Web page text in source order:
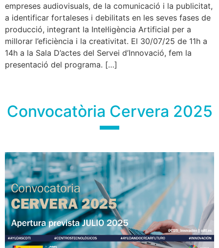
empreses audiovisuals, de la comunicació i la publicitat,
a identificar fortaleses i debilitats en les seves fases de
producció, integrant la Intel·ligència Artificial per a
millorar l’eficiència i la creativitat. El 30/07/25 de 11h a
14h a la Sala D’actes del Servei d’Innovació, fem la
presentació del programa. […]
Convocatòria Cervera 2025